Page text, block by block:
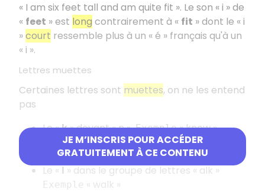
JE M’INSCRIS POUR ACCÉDER
GRATUITEMENT À CE CONTENU
« I am six feet tall and am quite fit ». Le son « i » de
« feet » est long contrairement à « fit » dont le « i
»court ressemble plus à un « é » français qu'à un
« i ».
Lettres muettes
Certaines lettres sont muettes, on ne les entend
pas
Le «k» devant « n »Exemple« know »
l» dans le groupe de lettres « ould »
Exemple « could »
Le « l » dans le groupe de lettres « alk »
Exemple « walk »